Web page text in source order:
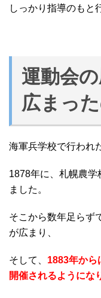
しっかり指導のもと
運動会
広まっ
海軍兵学校で行われ
1878年に、札幌農
ました。
そこから数年足らず
が広まり、
そして、 1883年から
開催されるようにな